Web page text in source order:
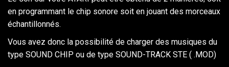
en programmant le chip sonore soit en jouant des morceaux
échantillonnés.
Vous avez donc la possibilité de charger des musiques du
type SOUND CHIP ou de type SOUND-TRACK STE ( .MOD)